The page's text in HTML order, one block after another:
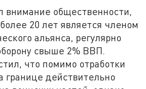
внимание общественности,
20 лет является членом
альянса, регулярно
свыше 2% ВВП.
что помимо отработки
границе действительно